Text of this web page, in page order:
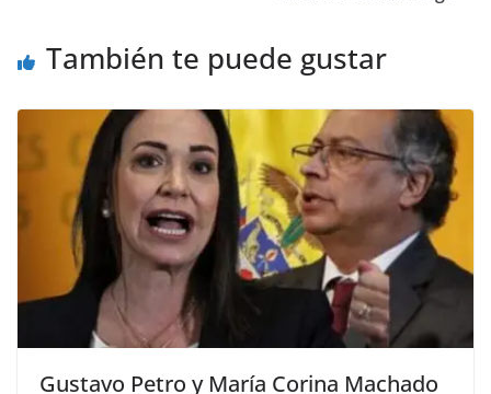
También te puede gustar
Gustavo Petro y María Corina Machado